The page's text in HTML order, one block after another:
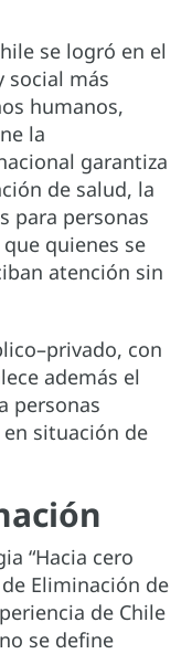
se logró en el
social más
humanos,
la
garantiza
de salud, la
para personas
quienes se
atención sin
con
además el
personas
situación de
“Hacia cero
Eliminación de
de Chile
se define